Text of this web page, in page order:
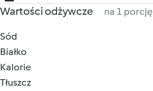
Wartości odżywcze na 1 porcję
Sód
Białko
Kalorie
Tłuszcz